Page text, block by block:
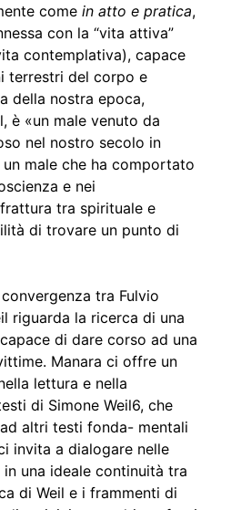
come in atto e pratica,
con la “vita attiva”
contemplativa), capace
terrestri del corpo e
della nostra epoca,
è «un male venuto da
nel nostro secolo in
male che ha comportato
e nei
tra spirituale e
di trovare un punto di
tra Fulvio
riguarda la ricerca di una
di dare corso ad una
Manara ci offre un
lettura e nella
di Simone Weil6, che
altri testi fonda- mentali
invita a dialogare nelle
in una ideale continuità tra
di Weil e i frammenti di